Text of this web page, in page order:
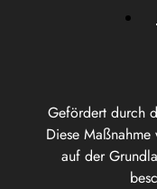
Gefördert durch
Diese
auf der